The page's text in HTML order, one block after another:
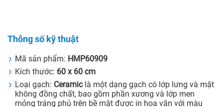
Thông số kỹ thuật
Mã sản phẩm: HMP60909
Kích thước: 60 x 60 cm
Loại gạch: Ceramiclà một dạng gạch có lớp lưng và mặt
không đồng chất, bao gồm phần xương và lớp men
mỏng tráng phủ trên bề mặt được in hoa văn với màu